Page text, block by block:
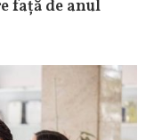
față de anul